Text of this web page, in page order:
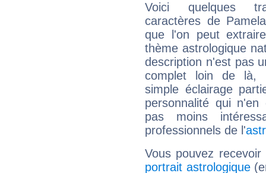
Voici quelques
caractères de
que l'on peut
thème astrologique
description n'est pas
complet loin de là,
simple éclairage
personnalité qui n'en
pas moins
professionnels de l'
Vous pouvez
portrait astrologique